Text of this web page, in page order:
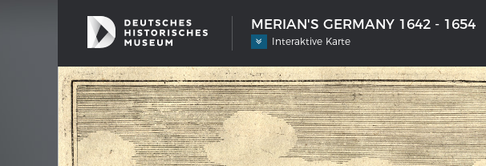
MERIAN'S GERMANY 1642 - 1654
Interaktive Karte